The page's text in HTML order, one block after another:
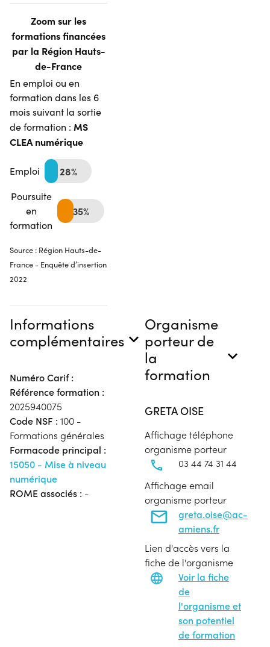
Zoom sur les
formations financées
par la Région Hauts-
de-France
En emploi ou en
formation dans les 6
mois suivant la sortie
de formation : MS
CLEA numérique
Emploi 28%
Poursuite
en
formation
35%
Source : Région Hauts-de-
France - Enquête d’insertion
2022
Informations
complémentaires
Numéro Carif :
Référence formation :
2025940075
Code NSF : 100 -
Formations générales
Formacode principal :
15050 - Mise à niveau
numérique
ROME associés : -
Organisme
porteur de
la
formation
GRETA OISE
Affichage téléphone
organisme porteur
03 44 74 31 44
Affichage email
organisme porteur
greta.oise@ac-
amiens.fr
Lien d'accès vers la
fiche de l'organisme
Voir la fiche
de
l'organisme et
son potentiel
de formation